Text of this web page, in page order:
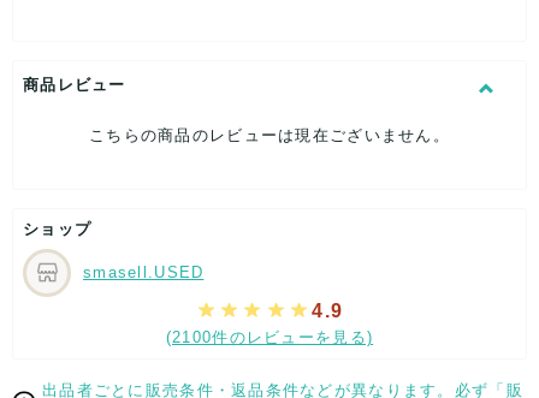
表記サイズ：36
総丈：約128cm
身幅：約38cm
目立った傷や汚れなし
こちらはUSED品になりますが、
特記する程のダメージはなく、状態良好なお品になります。
ダメージがある場合はできる限り、撮影しておりますので、
ご確認下さいませ。
【 サイズ・容量 】
商品レビュー
こちらの商品のレビューは現在ございません。
ショップ
smasell.USED
4.9
(2100件のレビューを見る)
出品者ごとに販売条件・返品条件などが異なります。必ず「販